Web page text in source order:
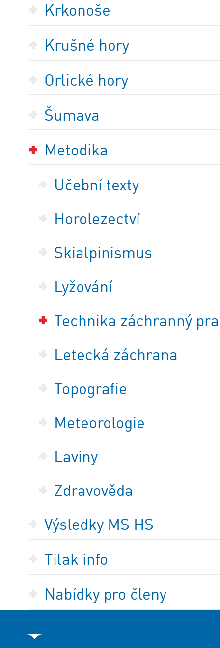
Krkonoše
Krušné hory
Orlické hory
Šumava
Metodika
Učební texty
Horolezectví
Skialpinismus
Lyžování
Technika záchranný
Letecká záchrana
Topografie
Meteorologie
Laviny
Zdravověda
Výsledky MS HS
Tilak info
Nabídky pro členy